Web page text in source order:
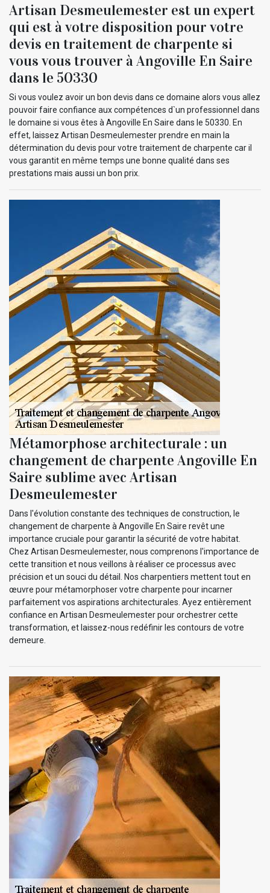
Artisan Desmeulemester est un expert
qui est à votre disposition pour votre
devis en traitement de charpente si
vous vous trouver à Angoville En Saire
dans le 50330
Si vous voulez avoir un bon devis dans ce domaine alors vous allez
pouvoir faire confiance aux compétences d`un professionnel dans
le domaine si vous êtes à Angoville En Saire dans le 50330. En
effet, laissez Artisan Desmeulemester prendre en main la
détermination du devis pour votre traitement de charpente car il
vous garantit en même temps une bonne qualité dans ses
prestations mais aussi un bon prix.
Métamorphose architecturale : un
changement de charpente Angoville En
Saire sublime avec Artisan
Desmeulemester
Dans l'évolution constante des techniques de construction, le
changement de charpente à Angoville En Saire revêt une
importance cruciale pour garantir la sécurité de votre habitat.
Chez Artisan Desmeulemester, nous comprenons l'importance de
cette transition et nous veillons à réaliser ce processus avec
précision et un souci du détail. Nos charpentiers mettent tout en
œuvre pour métamorphoser votre charpente pour incarner
parfaitement vos aspirations architecturales. Ayez entièrement
confiance en Artisan Desmeulemester pour orchestrer cette
transformation, et laissez-nous redéfinir les contours de votre
demeure.